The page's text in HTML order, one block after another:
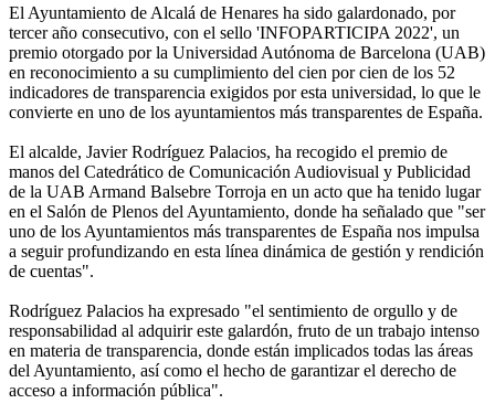
El Ayuntamiento de Alcalá de Henares ha sido galardonado, por
tercer año consecutivo, con el sello 'INFOPARTICIPA 2022', un
premio otorgado por la Universidad Autónoma de Barcelona (UAB)
en reconocimiento a su cumplimiento del cien por cien de los 52
indicadores de transparencia exigidos por esta universidad, lo que le
convierte en uno de los ayuntamientos más transparentes de España.
El alcalde, Javier Rodríguez Palacios, ha recogido el premio de
manos del Catedrático de Comunicación Audiovisual y Publicidad
de la UAB Armand Balsebre Torroja en un acto que ha tenido lugar
en el Salón de Plenos del Ayuntamiento, donde ha señalado que "ser
uno de los Ayuntamientos más transparentes de España nos impulsa
a seguir profundizando en esta línea dinámica de gestión y rendición
de cuentas".
Rodríguez Palacios ha expresado "el sentimiento de orgullo y de
responsabilidad al adquirir este galardón, fruto de un trabajo intenso
en materia de transparencia, donde están implicados todas las áreas
del Ayuntamiento, así como el hecho de garantizar el derecho de
acceso a información pública".